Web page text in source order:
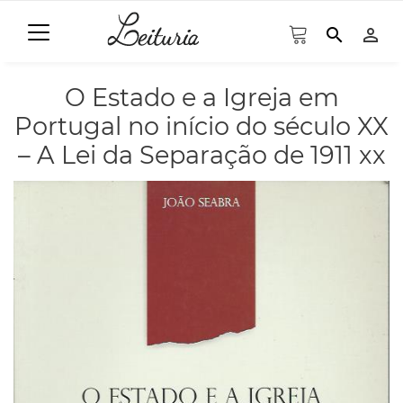
search person_outline
O Estado e a Igreja em
Portugal no início do século XX
– A Lei da Separação de 1911 xx